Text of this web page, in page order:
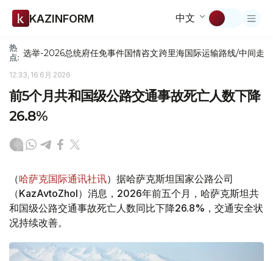
KAZINFORM 中文
热
点: 选举-2026总统府任免事件国情咨文跨里海国际运输路线/中间走廊
12:33, 16 6月 2026
前5个月共和国级公路交通事故死亡人数下降
26.8%
（哈萨克国际通讯社讯）据哈萨克斯坦国家公路公司
（KazAvtoZhol）消息，2026年前五个月，哈萨克斯坦共
和国级公路交通事故死亡人数同比下降26.8%，交通安全状
况持续改善。